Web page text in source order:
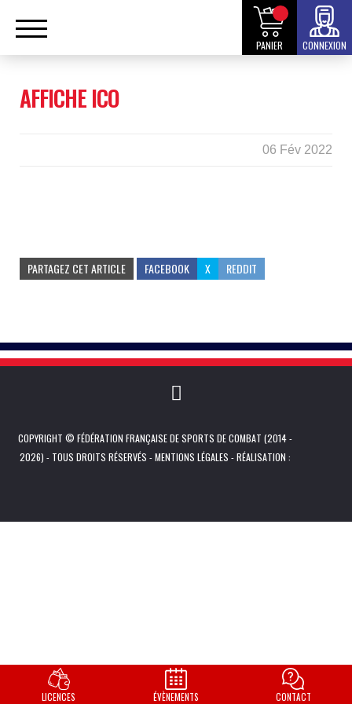
PANIER CONNEXION
AFFICHE ICO
06 Fév 2022
PARTAGEZ CET ARTICLE FACEBOOK X REDDIT
COPYRIGHT © FÉDÉRATION FRANÇAISE DE SPORTS DE COMBAT (2014 -
2026) - TOUS DROITS RÉSERVÉS -MENTIONS LÉGALES - RÉALISATION :
LICENCES ÉVÈNEMENTS CONTACT